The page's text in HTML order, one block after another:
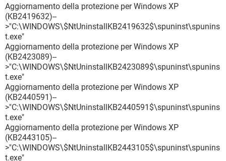
Aggiornamento della protezione per Windows XP
(KB2419632)--
>"C:\WINDOWS\$NtUninstallKB2419632$\spuninst\spunins
t.exe"
Aggiornamento della protezione per Windows XP
(KB2423089)--
>"C:\WINDOWS\$NtUninstallKB2423089$\spuninst\spunins
t.exe"
Aggiornamento della protezione per Windows XP
(KB2440591)--
>"C:\WINDOWS\$NtUninstallKB2440591$\spuninst\spunins
t.exe"
Aggiornamento della protezione per Windows XP
(KB2443105)--
>"C:\WINDOWS\$NtUninstallKB2443105$\spuninst\spunins
t.exe"